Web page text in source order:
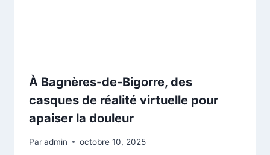
À Bagnères-de-Bigorre, des
casques de réalité virtuelle pour
apaiser la douleur
Paradmin octobre 10, 2025